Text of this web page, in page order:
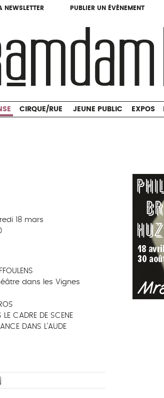
NEWSLETTER PUBLIER UN ÉVÈNEMENT
NEWSLETTER PUBLIER UN ÉVÈNEMENT
CIRQUE/RUE JEUNE
CIRQUE/RUE JEUNE PUBLIC EXPOS
18 mars
dans les Vignes
LE CADRE DE SCENE
DANS L’AUDE